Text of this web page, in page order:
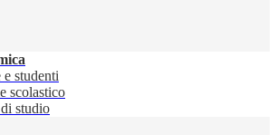
studenti
scolastico
studio